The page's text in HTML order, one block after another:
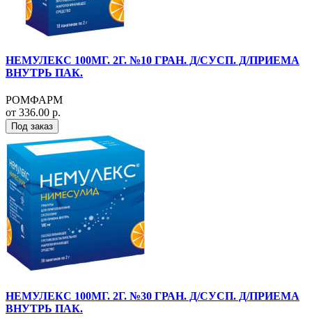
НЕМУЛЕКС 100МГ. 2Г. №10 ГРАН. Д/СУСП. Д/ПРИЕМА
ВНУТРЬ ПАК.
РОМФАРМ
от 336.00 р.
Под заказ
НЕМУЛЕКС 100МГ. 2Г. №30 ГРАН. Д/СУСП. Д/ПРИЕМА
ВНУТРЬ ПАК.